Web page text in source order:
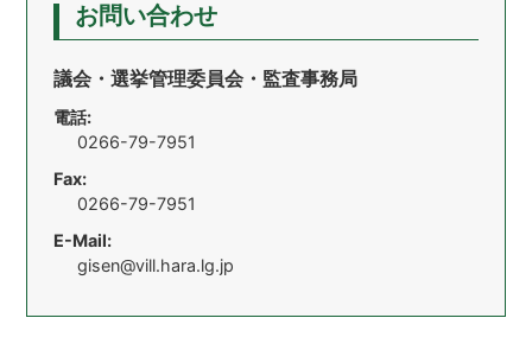
お問い合わせ
議会・選挙管理委員会・監査事務局
電話:
0266-79-7951
Fax:
0266-79-7951
E-Mail:
gisen@vill.hara.lg.jp